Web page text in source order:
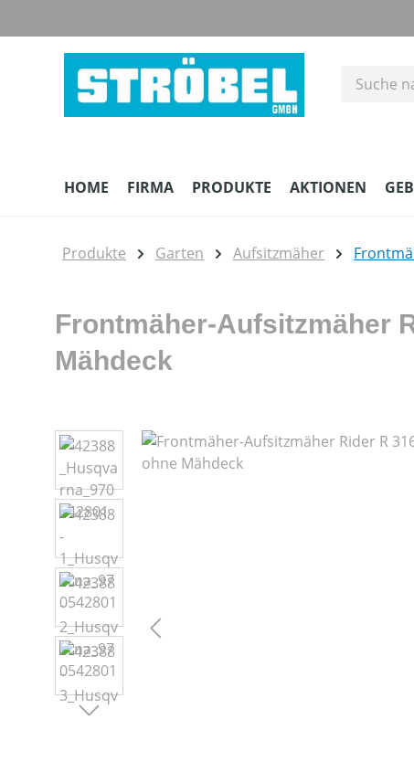
HOME FIRMA PRODUKTE AKTIONEN
Produkte Garten Aufsitzmäher
Frontmäher-Aufsitzmäher
Mähdeck
Bildergalerie überspringen